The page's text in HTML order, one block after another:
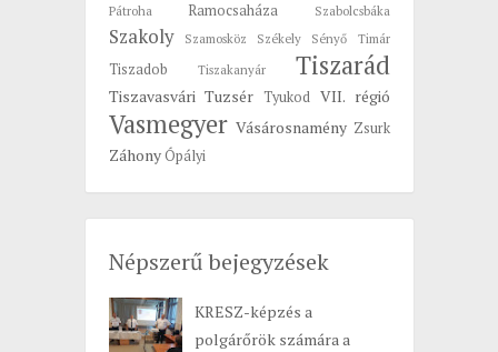
Pátroha Ramocsaháza Szabolcsbáka
Szakoly Szamosköz Székely Sényő Timár
Tiszadob Tiszakanyár Tiszarád
Tiszavasvári Tuzsér Tyukod VII. régió
Vasmegyer Vásárosnamény Zsurk
Záhony Ópályi
Népszerű bejegyzések
KRESZ-képzés a
polgárőrök számára a